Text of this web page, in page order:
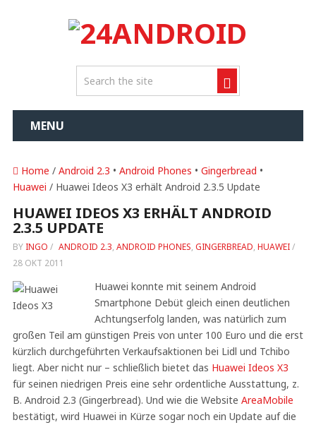
MENU
Home / Android 2.3 • Android Phones • Gingerbread •
Huawei / Huawei Ideos X3 erhält Android 2.3.5 Update
HUAWEI IDEOS X3 ERHÄLT ANDROID
2.3.5 UPDATE
BY INGO / ANDROID 2.3, ANDROID PHONES, GINGERBREAD, HUAWEI/
28 OKT 2011
Huawei konnte mit seinem Android
Smartphone Debüt gleich einen deutlichen
Achtungserfolg landen, was natürlich zum
großen Teil am günstigen Preis von unter 100 Euro und die erst
kürzlich durchgeführten Verkaufsaktionen bei Lidl und Tchibo
liegt. Aber nicht nur – schließlich bietet das Huawei Ideos X3
für seinen niedrigen Preis eine sehr ordentliche Ausstattung, z.
B. Android 2.3 (Gingerbread). Und wie die Website AreaMobile
bestätigt, wird Huawei in Kürze sogar noch ein Update auf die